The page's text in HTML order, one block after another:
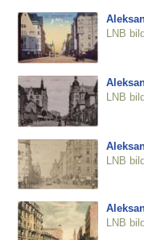
LNB
LNB
LNB
LNB